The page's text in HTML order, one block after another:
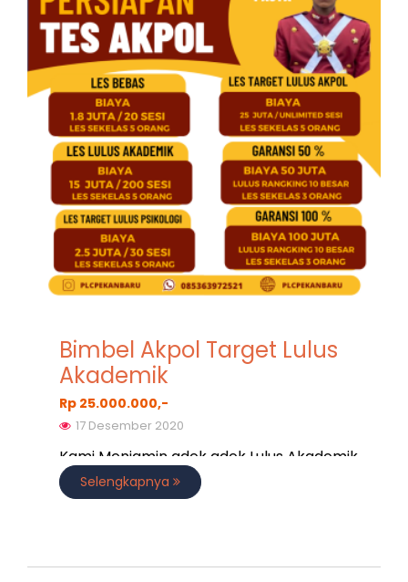
Bimbel Akpol Target Lulus
Akademik
Rp 25.000.000,-
17 Desember 2020
Kami Menjamin adek adek Lulus Akademik
AkpolSelengkapnya